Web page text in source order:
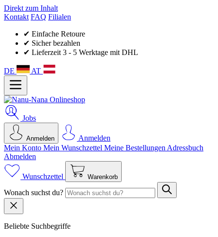
Direkt zum Inhalt
Kontakt FAQ Filialen
✔ Einfache Retoure
✔ Sicher bezahlen
✔ Lieferzeit 3 - 5 Werktage mit DHL
DE AT
Jobs
Anmelden
Anmelden
Mein Konto Mein Wunsch­zettel Meine Bestellungen Adressbuch
Abmelden
Wunschzettel Warenkorb
Wonach suchst du?
Beliebte Suchbegriffe